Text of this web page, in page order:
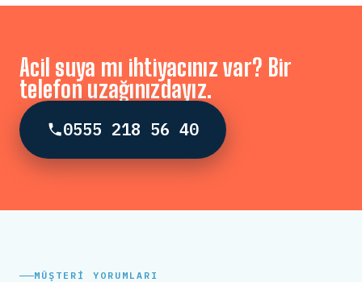
Acil suya mı ihtiyacınız var? Bir
telefon uzağınızdayız.
0555 218 56 40
MÜŞTERI YORUMLARI